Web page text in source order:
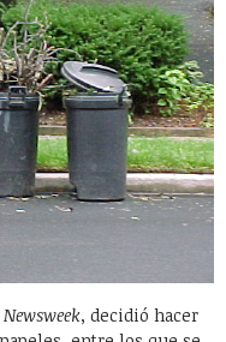
Newsweek, decidió hacer